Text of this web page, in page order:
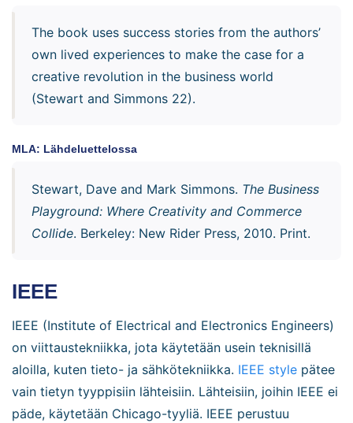
The book uses success stories from the authors’
own lived experiences to make the case for a
creative revolution in the business world
(Stewart and Simmons 22).
MLA: Lähdeluettelossa
Stewart, Dave and Mark Simmons. The Business
Playground: Where Creativity and Commerce
Collide. Berkeley: New Rider Press, 2010. Print.
IEEE
IEEE (Institute of Electrical and Electronics Engineers)
on viittaustekniikka, jota käytetään usein teknisillä
aloilla, kuten tieto- ja sähkötekniikka. IEEE style pätee
vain tietyn tyyppisiin lähteisiin. Lähteisiin, joihin IEEE ei
päde, käytetään Chicago-tyyliä. IEEE perustuu